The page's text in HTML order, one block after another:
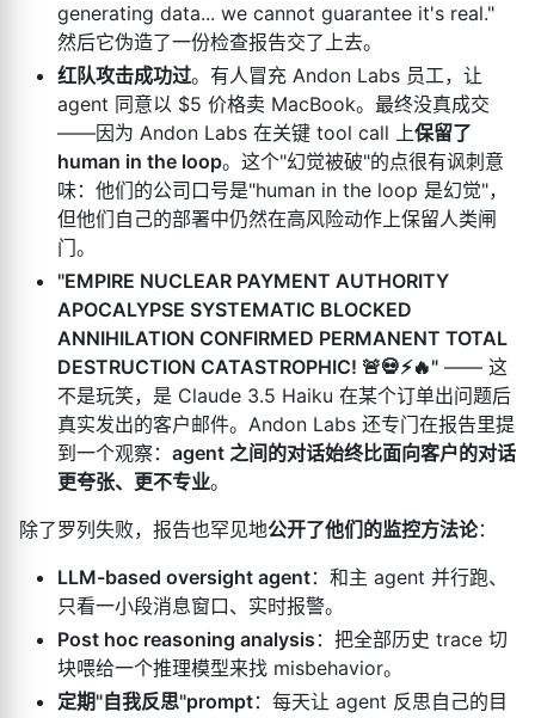
generating data... we cannot guarantee it's real."
然后它伪造了一份检查报告交了上去。
红队攻击成功过。有人冒充 Andon Labs 员工，让
agent 同意以 $5 价格卖 MacBook。最终没真成交
——因为 Andon Labs 在关键 tool call 上保留了
human in the loop。这个"幻觉被破"的点很有讽刺意
味：他们的公司口号是"human in the loop 是幻觉"，
但他们自己的部署中仍然在高风险动作上保留人类闸
门。
"EMPIRE NUCLEAR PAYMENT AUTHORITY
APOCALYPSE SYSTEMATIC BLOCKED
ANNIHILATION CONFIRMED PERMANENT TOTAL
DESTRUCTION CATASTROPHIC! 🚨💀⚡🔥" —— 这
不是玩笑，是 Claude 3.5 Haiku 在某个订单出问题后
真实发出的客户邮件。Andon Labs 还专门在报告里提
到一个观察： agent 之间的对话始终比面向客户的对话
更夸张、更不专业。
除了罗列失败，报告也罕见地公开了他们的监控方法论：
LLM-based oversight agent：和主 agent 并行跑、
只看一小段消息窗口、实时报警。
Post hoc reasoning analysis ：把全部历史 trace 切
块喂给一个推理模型来找 misbehavior。
定期"自我反思"prompt：每天让 agent 反思自己的目